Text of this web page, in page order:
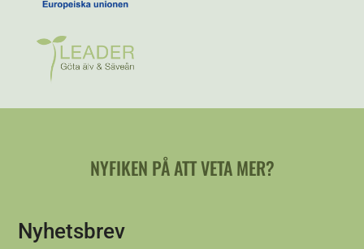
NYFIKEN PÅ ATT VETA MER?
Nyhetsbrev